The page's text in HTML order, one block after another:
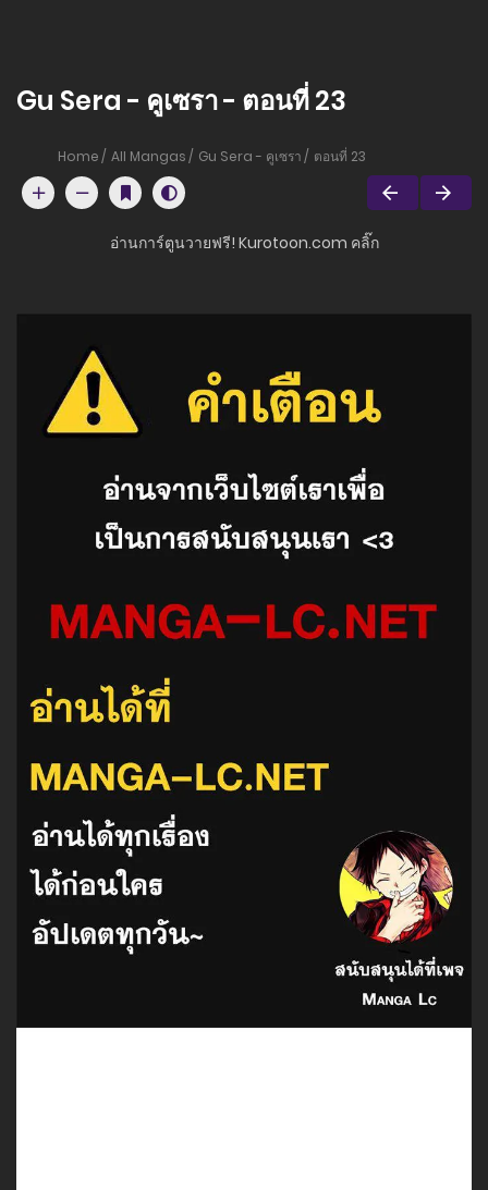
Gu Sera - คูเซรา - ตอนที่ 23
Home All Mangas Gu Sera - คูเซรา ตอนที่ 23
อ่านการ์ตูนวายฟรี! Kurotoon.com คลิ๊ก